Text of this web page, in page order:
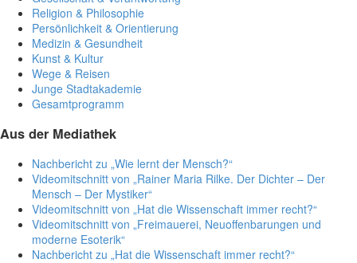
Religion & Philosophie
Persönlichkeit & Orientierung
Medizin & Gesundheit
Kunst & Kultur
Wege & Reisen
Junge Stadtakademie
Gesamtprogramm
Aus der Mediathek
Nachbericht zu „Wie lernt der Mensch?“
Videomitschnitt von „Rainer Maria Rilke. Der Dichter – Der
Mensch – Der Mystiker“
Videomitschnitt von „Hat die Wissenschaft immer recht?“
Videomitschnitt von „Freimauerei, Neuoffenbarungen und
moderne Esoterik“
Nachbericht zu „Hat die Wissenschaft immer recht?“